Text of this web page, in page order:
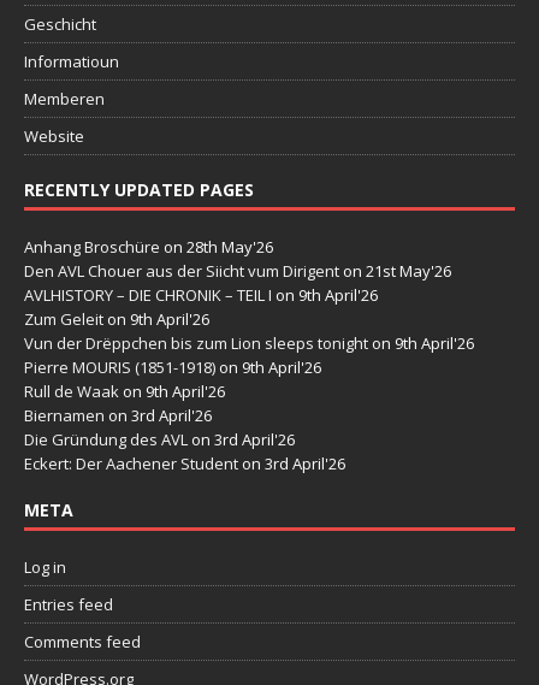
Geschicht
Informatioun
Memberen
Website
RECENTLY UPDATED PAGES
Anhang Broschüre on 28th May'26
Den AVL Chouer aus der Siicht vum Dirigent on 21st May'26
AVLHISTORY – DIE CHRONIK – TEIL I on 9th April'26
Zum Geleit on 9th April'26
Vun der Drëppchen bis zum Lion sleeps tonight on 9th April'26
Pierre MOURIS (1851-1918) on 9th April'26
Rull de Waak on 9th April'26
Biernamen on 3rd April'26
Die Gründung des AVL on 3rd April'26
Eckert: Der Aachener Student on 3rd April'26
META
Log in
Entries feed
Comments feed
WordPress.org